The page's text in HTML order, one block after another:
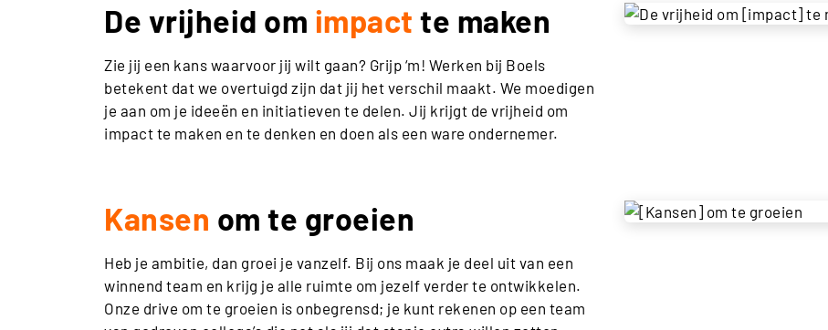
De vrijheid om impact te maken
Zie jij een kans waarvoor jij wilt gaan? Grijp ‘m! Werken bij Boels
betekent dat we overtuigd zijn dat jij het verschil maakt. We moedigen
je aan om je ideeën en initiatieven te delen. Jij krijgt de vrijheid om
impact te maken en te denken en doen als een ware ondernemer.
Kansen om te groeien
Heb je ambitie, dan groei je vanzelf. Bij ons maak je deel uit van een
winnend team en krijg je alle ruimte om jezelf verder te ontwikkelen.
Onze drive om te groeien is onbegrensd; je kunt rekenen op een team